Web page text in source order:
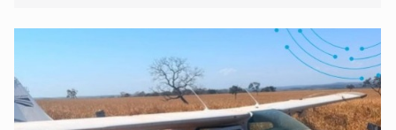
garantir